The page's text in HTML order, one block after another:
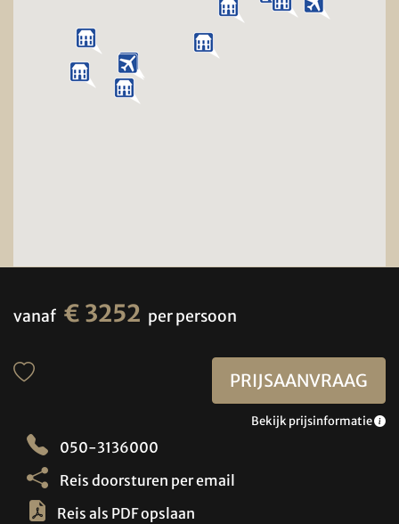
vanaf € 3252 per persoon
PRIJSAANVRAAG
Bekijk prijsinformatie
050-3136000
Reis doorsturen per email
Reis als PDF opslaan